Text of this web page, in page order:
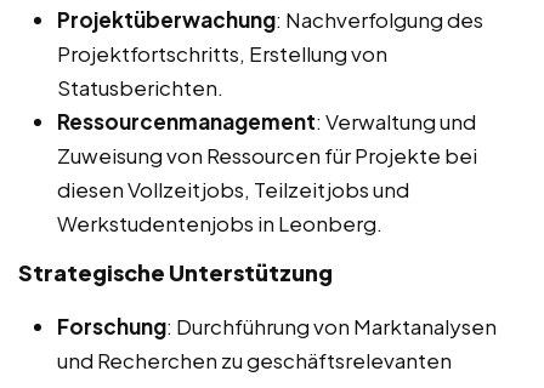
Projektüberwachung: Nachverfolgung des
Projektfortschritts, Erstellung von
Statusberichten.
Ressourcenmanagement: Verwaltung und
Zuweisung von Ressourcen für Projekte bei
diesen Vollzeitjobs, Teilzeitjobs und
Werkstudentenjobs in Leonberg.
Strategische Unterstützung
Forschung: Durchführung von Marktanalysen
und Recherchen zu geschäftsrelevanten